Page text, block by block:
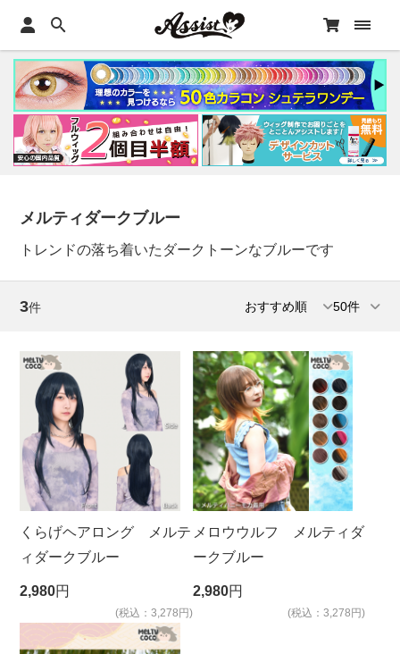
メルティダークブルー
トレンドの落ち着いたダークトーンなブルーです
3件
くらげヘアロング メルテ
ィダークブルー
2,980円
(税込：3,278円)
メロウウルフ メルティダ
ークブルー
2,980円
(税込：3,278円)